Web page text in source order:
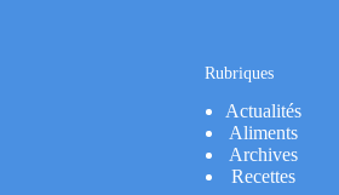
Rubriques
Actualités
Aliments
Archives
Recettes